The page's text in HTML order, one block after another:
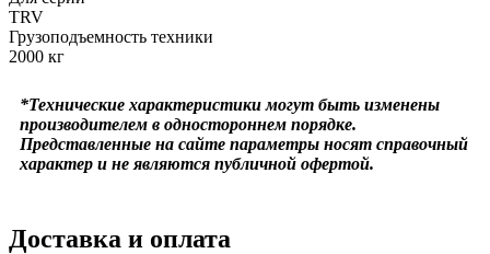
TRV
Грузоподъемность техники
2000 кг
*Технические характеристики могут быть изменены
производителем в одностороннем порядке.
Представленные на сайте параметры носят справочный
характер и не являются публичной офертой.
Доставка и оплата